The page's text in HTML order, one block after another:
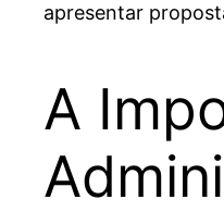
apresentar
A